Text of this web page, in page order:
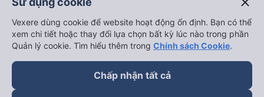
Vexere dùng cookie để website hoạt động ổn định. Bạn có thể
xem chi tiết hoặc thay đổi lựa chọn bất kỳ lúc nào trong phần
Quản lý cookie. Tìm hiểu thêm trong Chính sách Cookie.
Chấp nhận tất cả